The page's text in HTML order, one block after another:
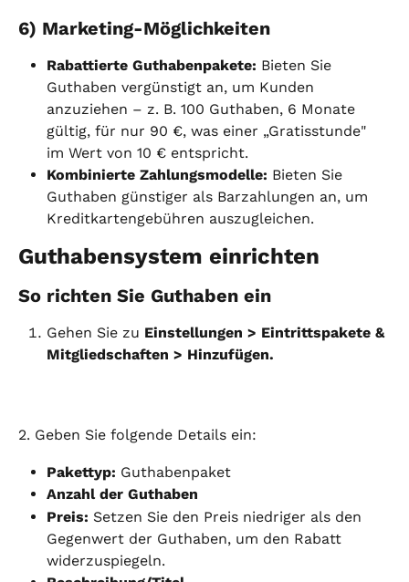
6) Marketing-Möglichkeiten
Rabattierte Guthabenpakete: Bieten Sie
Guthaben vergünstigt an, um Kunden
anzuziehen – z. B. 100 Guthaben, 6 Monate
gültig, für nur 90 €, was einer „Gratisstunde"
im Wert von 10 € entspricht.
Kombinierte Zahlungsmodelle: Bieten Sie
Guthaben günstiger als Barzahlungen an, um
Kreditkartengebühren auszugleichen.
Guthabensystem einrichten
So richten Sie Guthaben ein
Gehen Sie zu Einstellungen > Eintrittspakete &
Mitgliedschaften > Hinzufügen.
2. Geben Sie folgende Details ein:
Pakettyp: Guthabenpaket
Anzahl der Guthaben
Preis: Setzen Sie den Preis niedriger als den
Gegenwert der Guthaben, um den Rabatt
widerzuspiegeln.